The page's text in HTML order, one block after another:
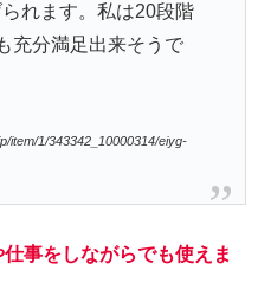
れます。私は20段階
充分満足出来そうで
1/343342_10000314/eiyg-
仕事をしながらでも使えま